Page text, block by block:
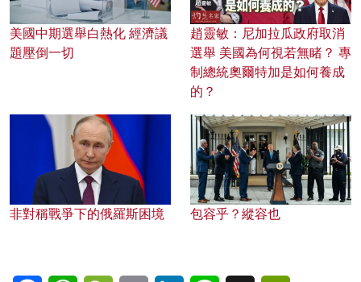
美國中期選舉白熱化 經濟議
題壓倒一切
趙靈敏：尼加拉瓜政府取消
選舉 美國為何視若無睹？ 專
制總統奧爾特加是如何養成
的？
非對稱戰爭下的俄羅斯困境 包容乎？縱容也